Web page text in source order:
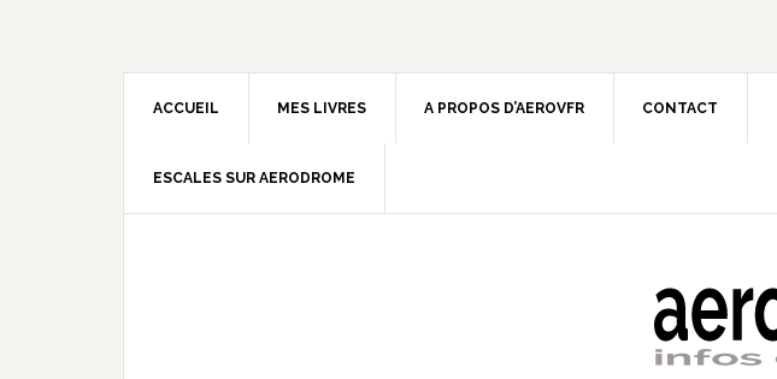
ACCUEIL MES LIVRES A PROPOS D’AEROVFR CONTACT
ESCALES SUR AERODROME